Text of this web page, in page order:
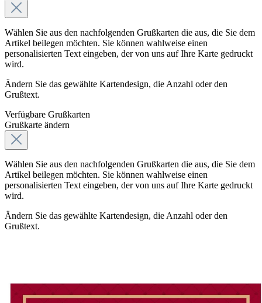
Wählen Sie aus den nachfolgenden Grußkarten die aus, die Sie dem
Artikel beilegen möchten. Sie können wahlweise einen
personalisierten Text eingeben, der von uns auf Ihre Karte gedruckt
wird.
Ändern Sie das gewählte Kartendesign, die Anzahl oder den
Grußtext.
Verfügbare Grußkarten
Grußkarte ändern
Wählen Sie aus den nachfolgenden Grußkarten die aus, die Sie dem
Artikel beilegen möchten. Sie können wahlweise einen
personalisierten Text eingeben, der von uns auf Ihre Karte gedruckt
wird.
Ändern Sie das gewählte Kartendesign, die Anzahl oder den
Grußtext.